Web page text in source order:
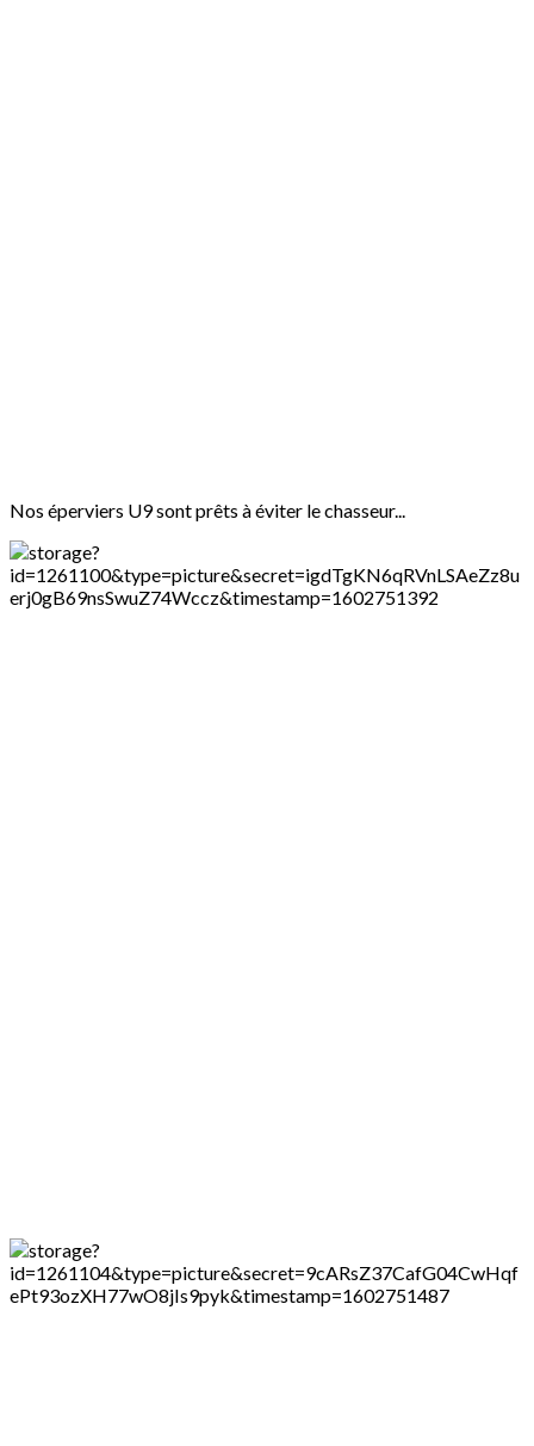
Nos éperviers U9 sont prêts à éviter le chasseur...